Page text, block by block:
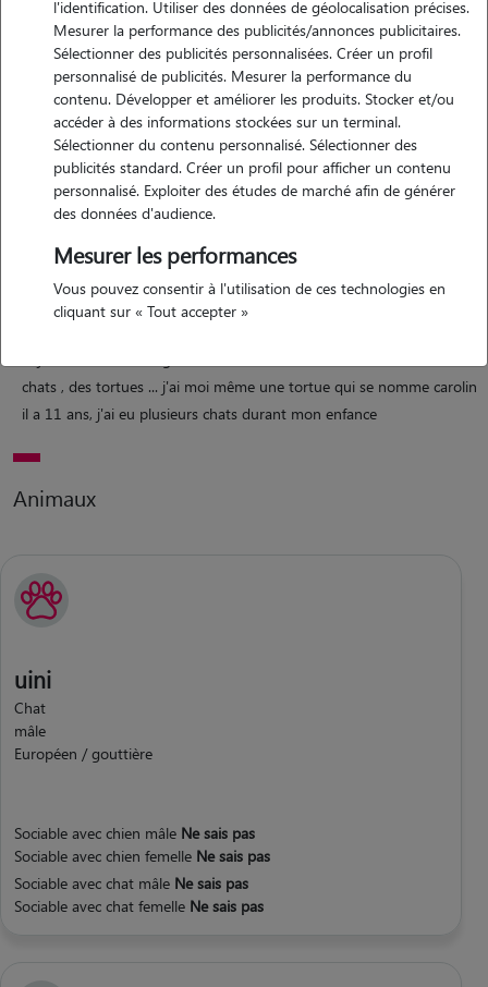
bonjour je suis clementine âgée de 20 ans, étudiante en deuxième
année de manip radio à fontenay le comte. je suis originaire de la
rochelle, je possède le permis de conduire ainsi qu'une voiture pour
me déplacer chez vous ,) passionnée par les animaux depuis toujours,
j'ai décidé d'être petsitter afin de m'apporter un petit complément
financier. il est préférable que je me déplace à votre domicile pour
garder votre petites boules de poils ,)
Expérience
chats , des tortues ... j'ai moi même une tortue qui se nomme carolin
il a 11 ans, j'ai eu plusieurs chats durant mon enfance
Animaux
uini
Chat
mâle
Européen / gouttière
Sociable avec chien mâle Ne sais pas
Sociable avec chien femelle Ne sais pas
Sociable avec chat mâle Ne sais pas
Sociable avec chat femelle Ne sais pas
l'identification. Utiliser des données de géolocalisation précises.
Mesurer la performance des publicités/annonces publicitaires.
Sélectionner des publicités personnalisées. Créer un profil
personnalisé de publicités. Mesurer la performance du
contenu. Développer et améliorer les produits. Stocker et/ou
accéder à des informations stockées sur un terminal.
Sélectionner du contenu personnalisé. Sélectionner des
publicités standard. Créer un profil pour afficher un contenu
personnalisé. Exploiter des études de marché afin de générer
des données d'audience.
Mesurer les performances
Vous pouvez consentir à l'utilisation de ces technologies en
cliquant sur « Tout accepter »